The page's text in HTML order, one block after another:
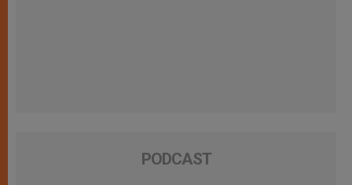
PODCAST